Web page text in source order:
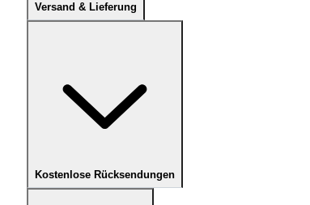
Versand & Lieferung
Kostenlose Rücksendungen